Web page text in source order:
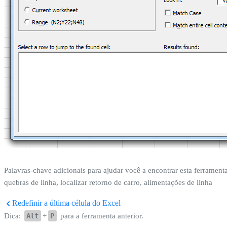
Palavras-chave adicionais para ajudar você a encontrar esta
quebras de linha, localizar retorno de carro, alimentações de linha
Redefinir a última célula do Excel
Dica: Alt + P para a ferramenta anterior.